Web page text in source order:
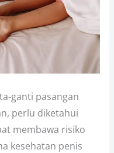
ganti pasangan
perlu diketahui
membawa risiko
kesehatan penis